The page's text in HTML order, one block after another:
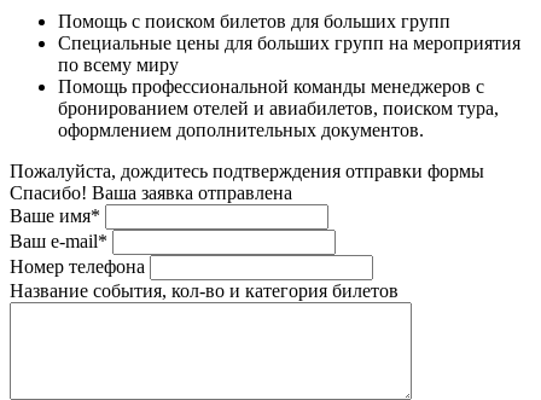
Помощь с поиском билетов для больших групп
Специальные цены для больших групп на мероприятия
по всему миру
Помощь профессиональной команды менеджеров с
бронированием отелей и авиабилетов, поиском тура,
оформлением дополнительных документов.
Пожалуйста, дождитесь подтверждения отправки формы
Спасибо! Ваша заявка отправлена
Ваше имя*
Ваш e-mail*
Номер телефона
Название события, кол-во и категория билетов